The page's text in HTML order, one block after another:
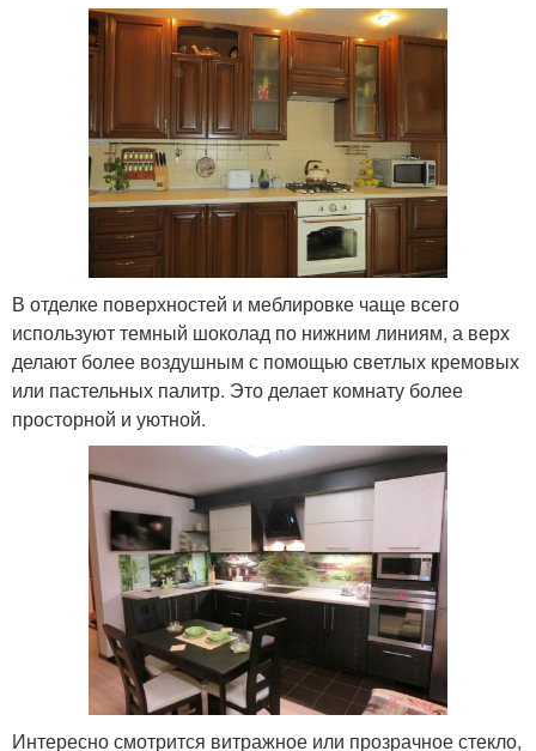
В отделке поверхностей и меблировке чаще всего
используют темный шоколад по нижним линиям, а верх
делают более воздушным с помощью светлых кремовых
или пастельных палитр. Это делает комнату более
просторной и уютной.
Интересно смотрится витражное или прозрачное стекло,